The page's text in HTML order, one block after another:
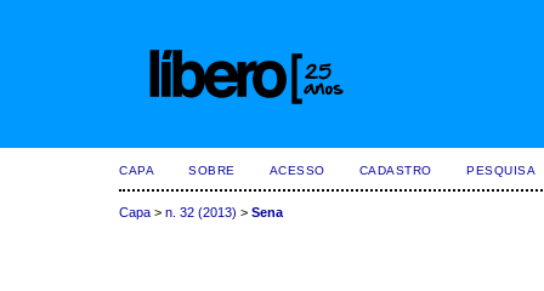
CAPA SOBRE ACESSO CADASTRO PESQUISA
Capa > n. 32 (2013) > Sena